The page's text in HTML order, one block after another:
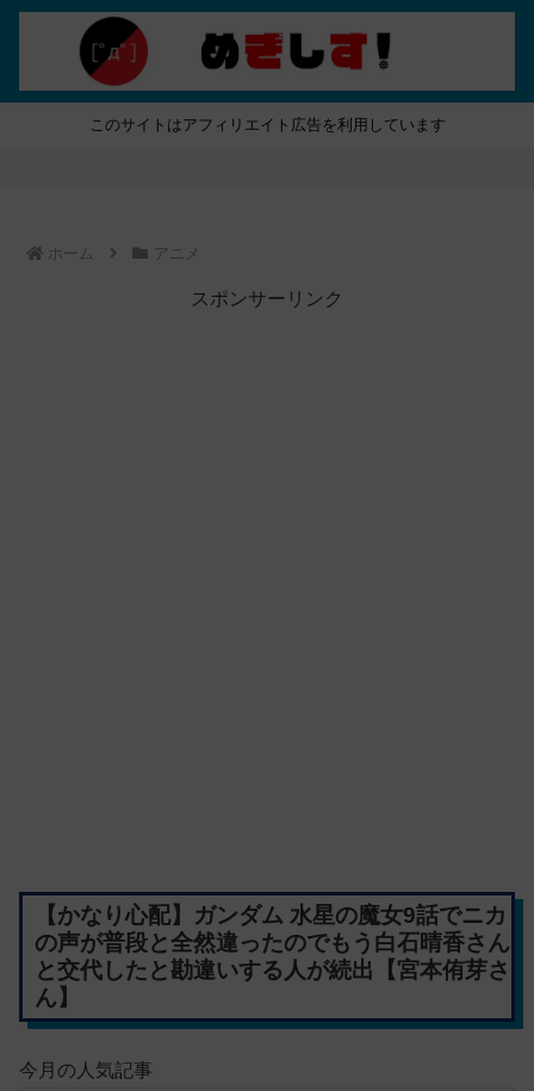
このサイトはアフィリエイト広告を利用しています
ホーム アニメ
スポンサーリンク
【かなり心配】ガンダム 水星の魔女9話でニカ
の声が普段と全然違ったのでもう白石晴香さん
と交代したと勘違いする人が続出【宮本侑芽さ
ん】
今月の人気記事